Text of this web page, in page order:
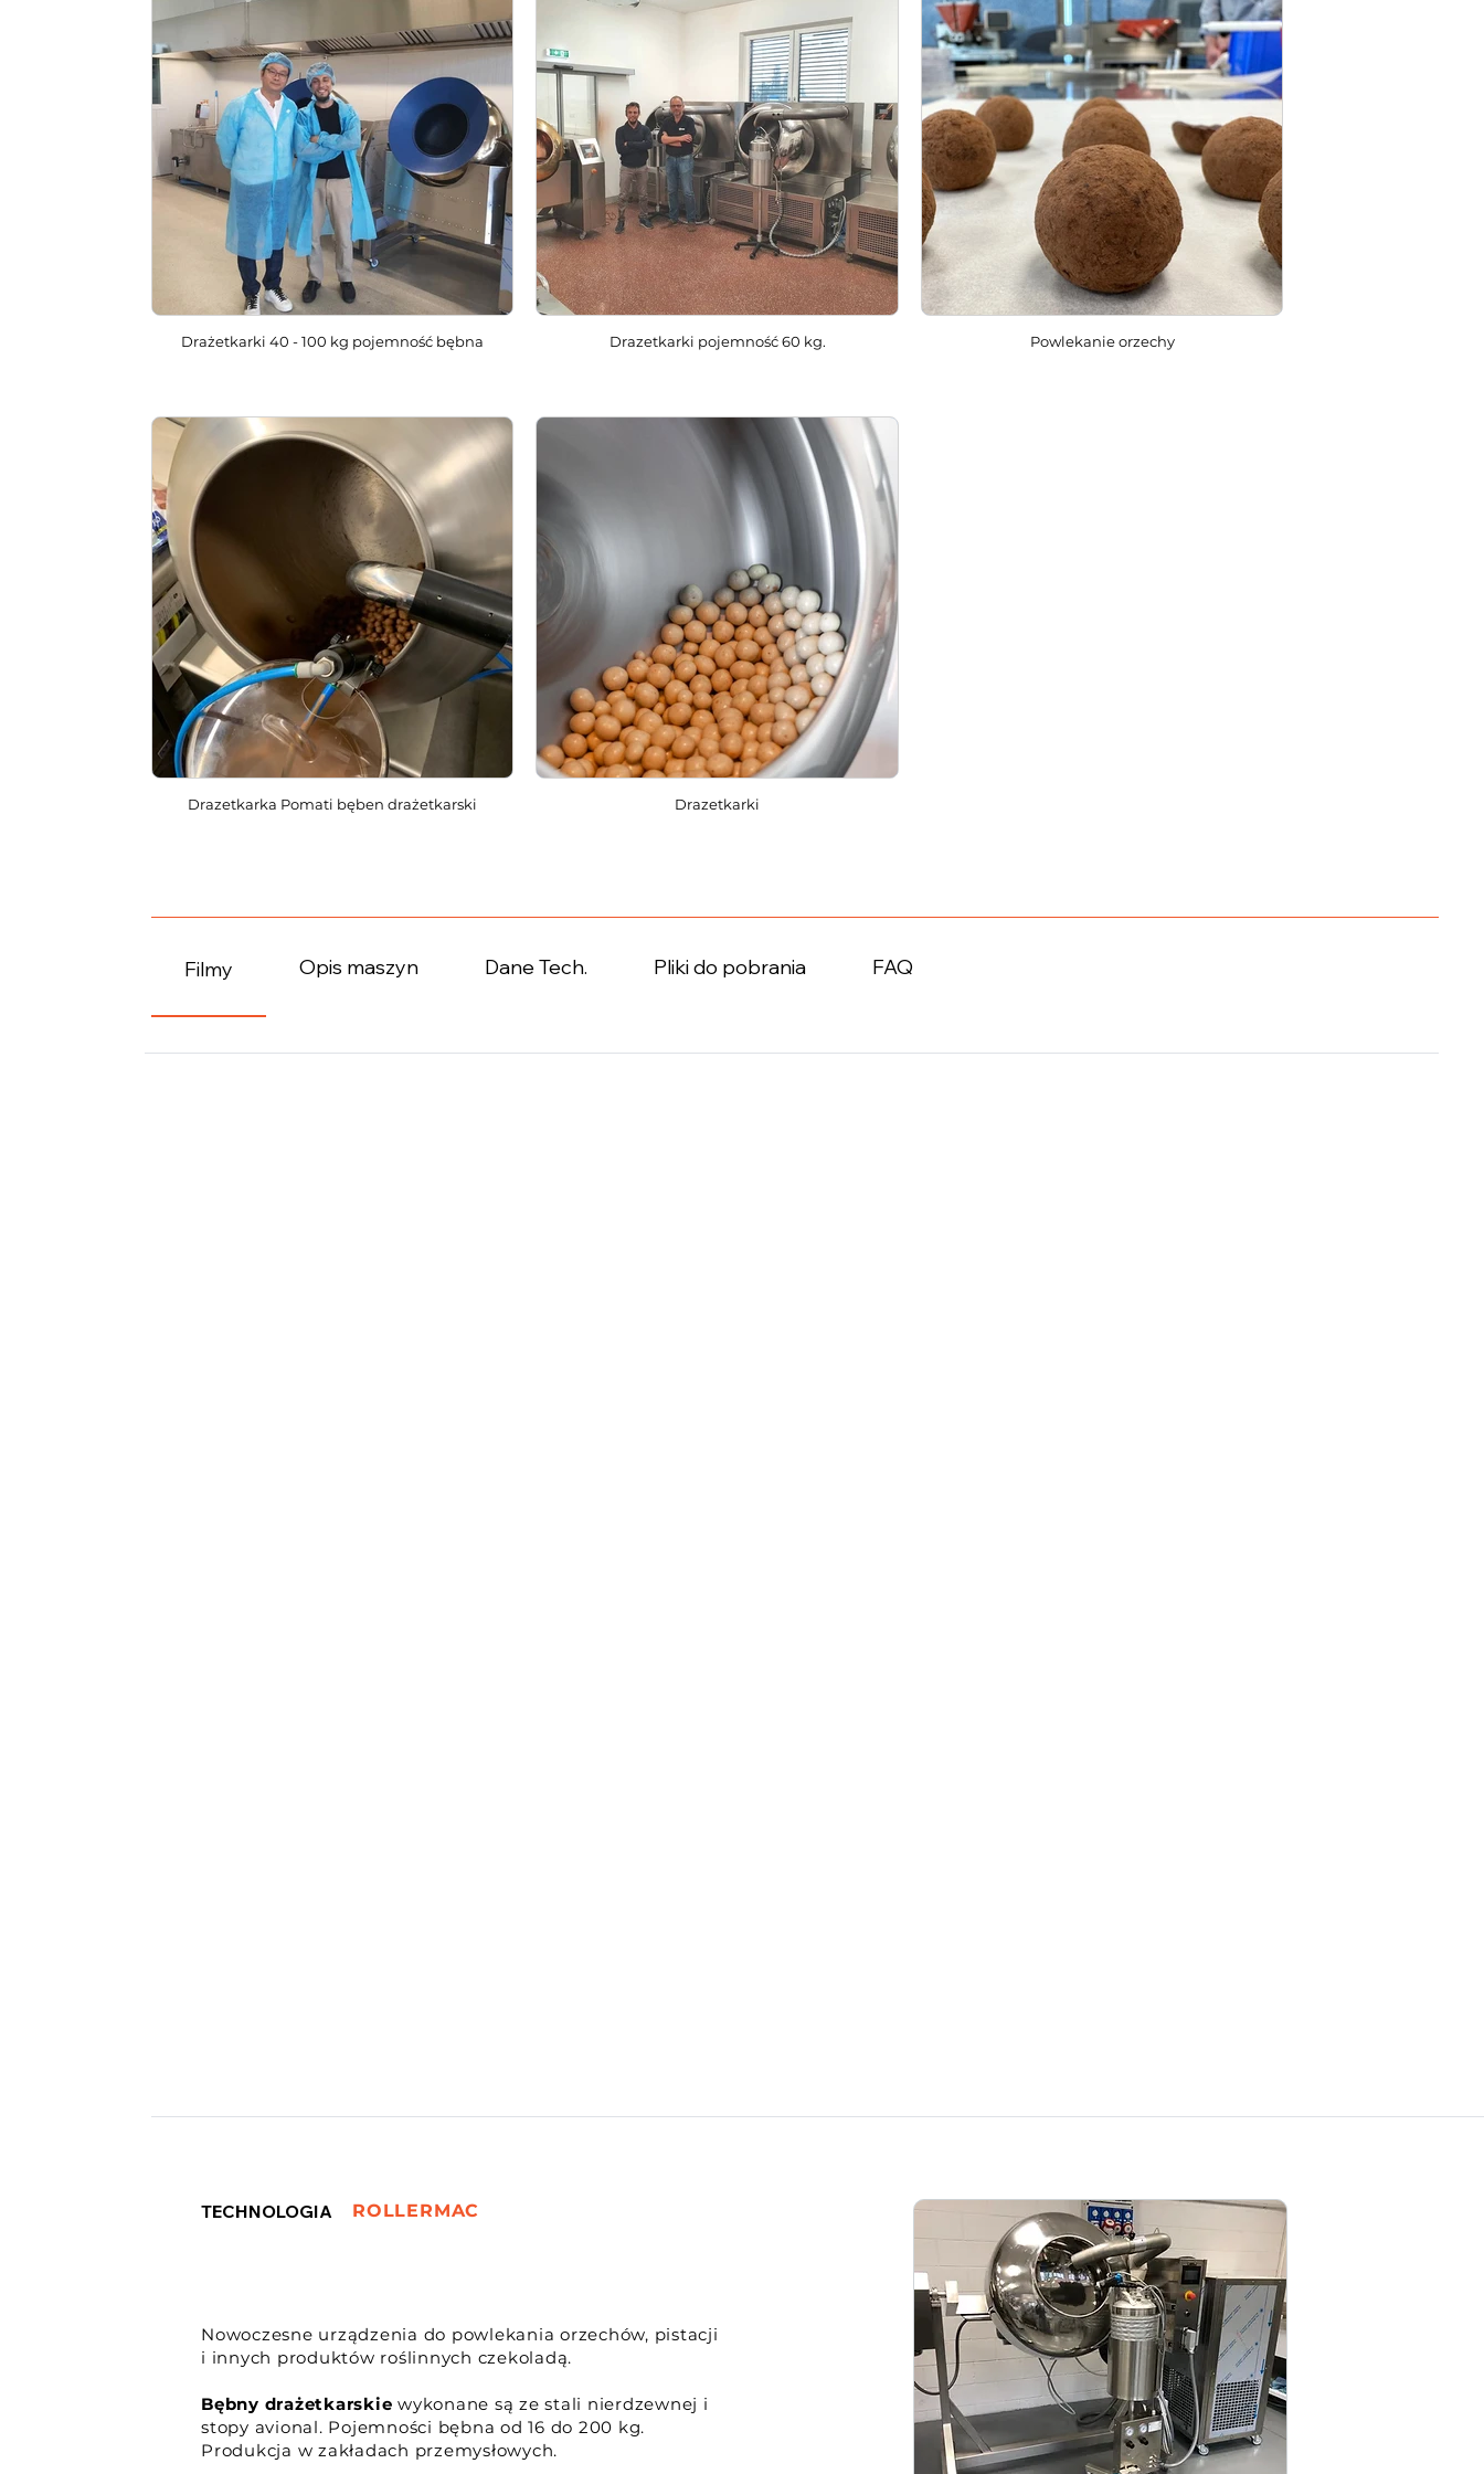
Drażetkarki 40 - 100 kg pojemność bębna Drazetkarki pojemność 60 kg. Powlekanie orzechy
Drazetkarka Pomati bęben drażetkarski Drazetkarki
Filmy Opis maszyn Dane Tech. Pliki do pobrania FAQ
TECHNOLOGIA ROLLERMAC
Nowoczesne urządzenia do powlekania orzechów, pistacji
i innych produktów roślinnych czekoladą.
Bębny drażetkarskie wykonane są ze stali nierdzewnej i
stopy avional. Pojemności bębna od 16 do 200 kg.
Produkcja w zakładach przemysłowych.